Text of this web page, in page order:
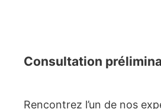
Consultation
Rencontrez l’un de nos